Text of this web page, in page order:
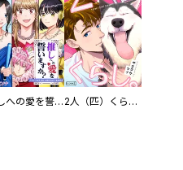
推しへの愛を誓いますか？～アラサー女子、推しは逃げぬが人生逃げる～ 2人（匹）くらし。